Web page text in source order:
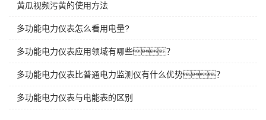
黄瓜视频污黄的使用方法
多功能电力仪表怎么看用电量?
多功能电力仪表应用领域有哪些？
多功能电力仪表比普通电力监测仪有什么优势？
多功能电力仪表与电能表的区别